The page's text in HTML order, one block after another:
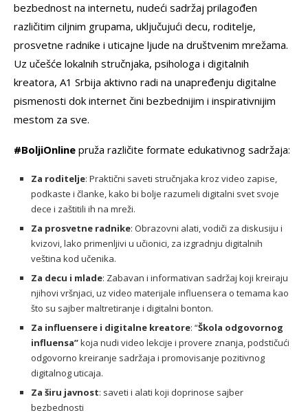
bezbednost na internetu, nudeći sadržaj prilagođen
različitim ciljnim grupama, uključujući decu, roditelje,
prosvetne radnike i uticajne ljude na društvenim mrežama.
Uz učešće lokalnih stručnjaka, psihologa i digitalnih
kreatora, A1 Srbija aktivno radi na unapređenju digitalne
pismenosti dok internet čini bezbednijim i inspirativnijim
mestom za sve.
#BoljiOnline pruža različite formate edukativnog sadržaja:
Za roditelje: Praktični saveti stručnjaka kroz video zapise,
podkaste i članke, kako bi bolje razumeli digitalni svet svoje
dece i zaštitili ih na mreži.
Za prosvetne radnike: Obrazovni alati, vodiči za diskusiju i
kvizovi, lako primenljivi u učionici, za izgradnju digitalnih
veština kod učenika.
Za decu i mlade: Zabavan i informativan sadržaj koji kreiraju
njihovi vršnjaci, uz video materijale influensera o temama kao
što su sajber maltretiranje i digitalni bonton.
Za influensere i digitalne kreatore: “Škola odgovornog
influensa”koja nudi video lekcije i provere znanja, podstičući
odgovorno kreiranje sadržaja i promovisanje pozitivnog
digitalnog uticaja.
Za širu javnost: saveti i alati koji doprinose sajber
bezbednosti